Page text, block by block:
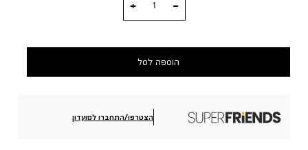
הוספה לסל
הצטרפו/התחברו למועדון